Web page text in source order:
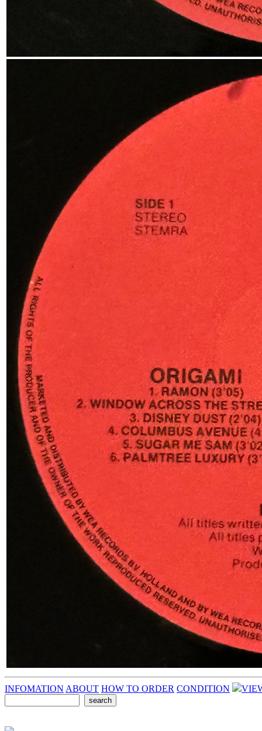
INFOMATION ABOUT HOW TO ORDER CONDITION